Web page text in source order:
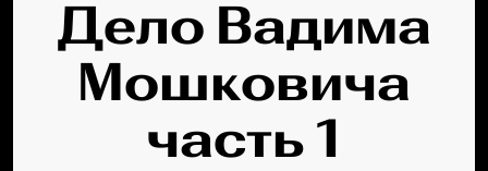
Дело Вадима
Мошковича
часть 1